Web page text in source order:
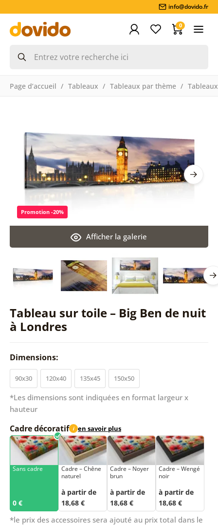
info@dovido.fr
0
Page d’accueil Tableaux Tableaux par thème
Tableau sur toile – Big Ben de nuit
à Londres
Afficher la galerie
Promotion -20%
Dimensions:
90x30 120x40 135x45 150x50
*Les dimensions sont indiquées en format largeur x
hauteur
Cadre décoratif i en savoir plus
Sans cadre
0 €
Cadre – Chêne
naturel
à partir de
18,68 €
Cadre – Noyer
brun
à partir de
18,68 €
Cadre – Wengé
noir
à partir de
18,68 €
*le prix des accessoires sera ajouté au prix total dans le